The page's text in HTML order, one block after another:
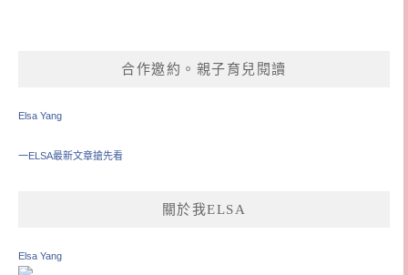
合作邀約。親子育兒閱讀
Elsa Yang
一ELSA最新文章搶先看
關於我ELSA
Elsa Yang